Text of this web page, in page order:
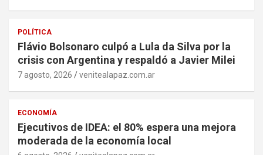
POLÍTICA
Flávio Bolsonaro culpó a Lula da Silva por la
crisis con Argentina y respaldó a Javier Milei
7 agosto, 2026 venitealapaz.com.ar
ECONOMÍA
Ejecutivos de IDEA: el 80% espera una mejora
moderada de la economía local